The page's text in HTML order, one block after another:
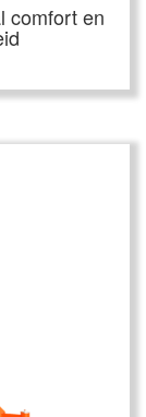
comfort en